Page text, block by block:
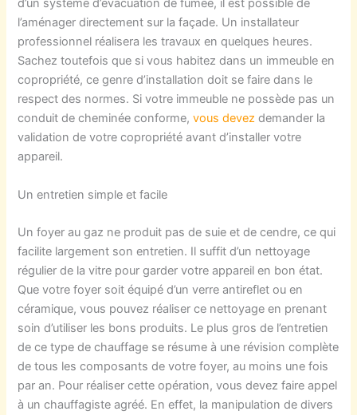
d’un système d’évacuation de fumée, il est possible de
l’aménager directement sur la façade. Un installateur
professionnel réalisera les travaux en quelques heures.
Sachez toutefois que si vous habitez dans un immeuble en
copropriété, ce genre d’installation doit se faire dans le
respect des normes. Si votre immeuble ne possède pas un
conduit de cheminée conforme,vous devez demander la
validation de votre copropriété avant d’installer votre
appareil.
Un entretien simple et facile
Un foyer au gaz ne produit pas de suie et de cendre, ce qui
facilite largement son entretien. Il suffit d’un nettoyage
régulier de la vitre pour garder votre appareil en bon état.
Que votre foyer soit équipé d’un verre antireflet ou en
céramique, vous pouvez réaliser ce nettoyage en prenant
soin d’utiliser les bons produits. Le plus gros de l’entretien
de ce type de chauffage se résume à une révision complète
de tous les composants de votre foyer, au moins une fois
par an. Pour réaliser cette opération, vous devez faire appel
à un chauffagiste agréé. En effet, la manipulation de divers